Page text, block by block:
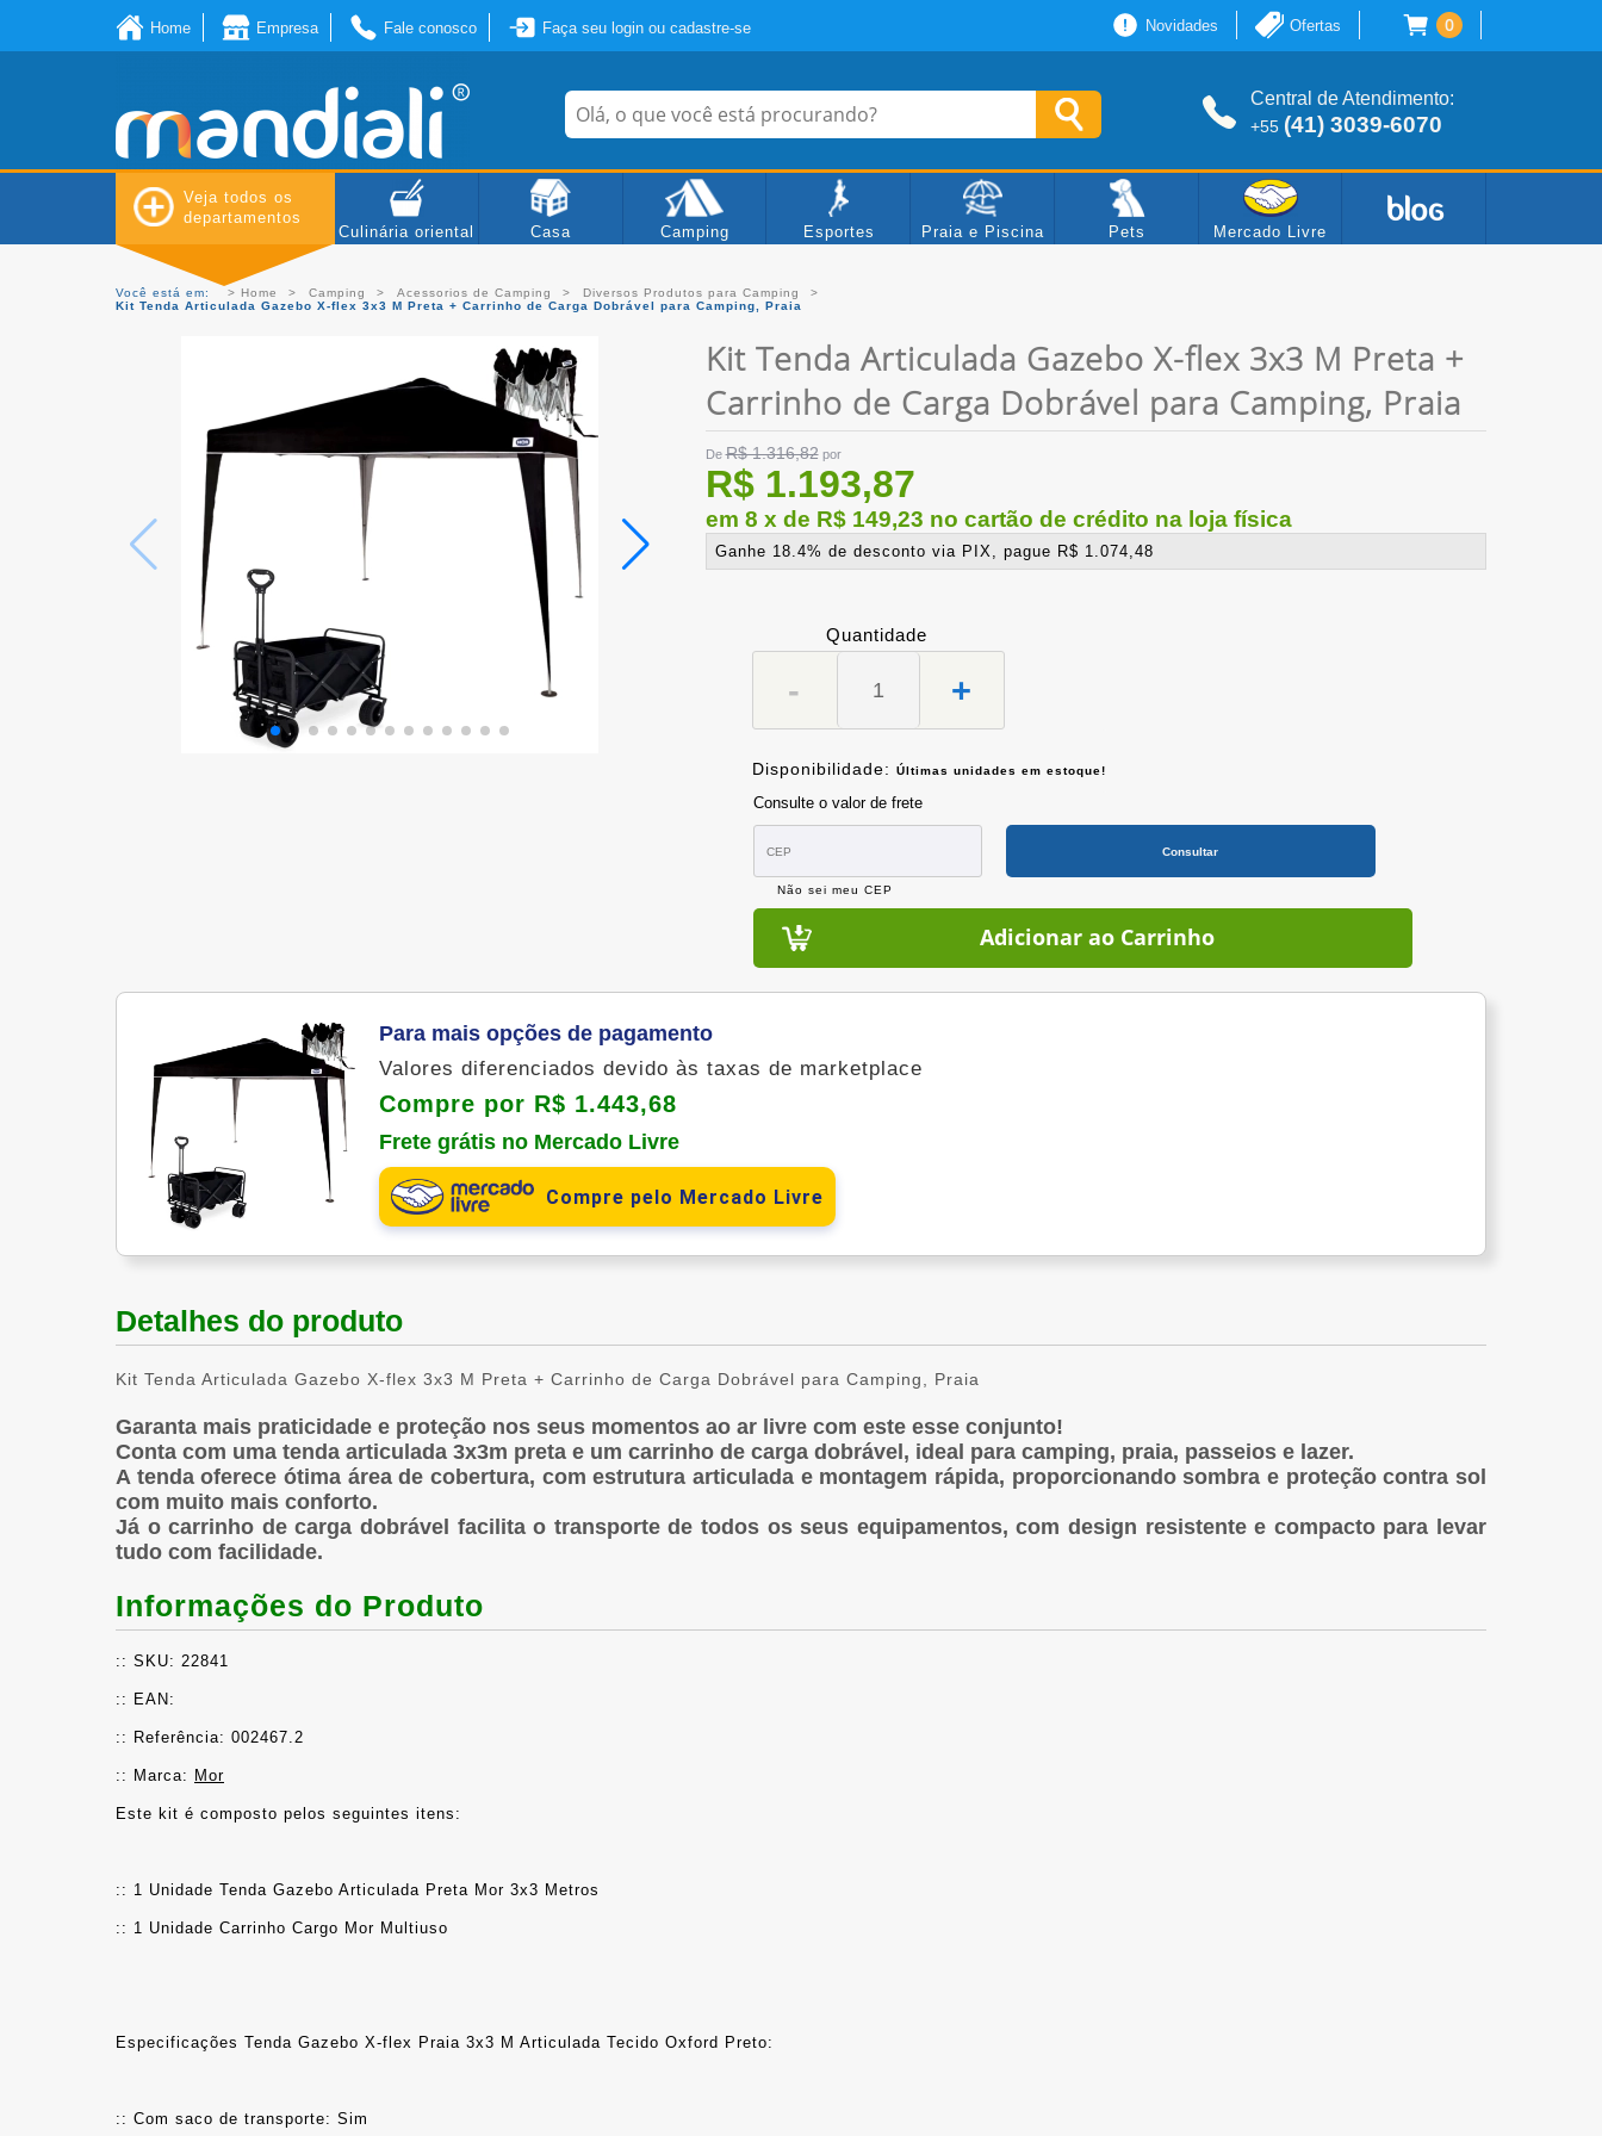
Home Empresa Fale conosco Faça seu login ou cadastre-se 0
Novidades Ofertas
Central de Atendimento:
+55 (41) 3039-6070
Veja todos os
departamentos
Culinária oriental
Casa Camping Esportes Praia e Piscina Pets Mercado Livre
Você está em: Home Camping Acessorios de Camping
Diversos Produtos para Camping
Kit Tenda Articulada Gazebo X-flex 3x3 M Preta + Carrinho de Carga Dobrável para Camping, Praia
Kit Tenda Articulada Gazebo X-flex 3x3 M Preta +
Carrinho de Carga Dobrável para Camping, Praia
DeR$ 1.316,82por
R$ 1.193,87
em 8 x de R$ 149,23 no cartão de crédito na loja física
Ganhe 18.4% de desconto via PIX, pague R$ 1.074,48
Quantidade
- +
Disponibilidade: Últimas unidades em estoque!
Consulte o valor de frete
Consultar
Não sei meu CEP
Adicionar ao Carrinho
Para mais opções de pagamento
Valores diferenciados devido às taxas de marketplace
Compre por R$ 1.443,68
Frete grátis no Mercado Livre
Compre pelo Mercado Livre
Detalhes do produto
Kit Tenda Articulada Gazebo X-flex 3x3 M Preta + Carrinho de Carga Dobrável para Camping, Praia
Garanta mais praticidade e proteção nos seus momentos ao ar livre com este esse conjunto!
Conta com uma tenda articulada 3x3m preta e um carrinho de carga dobrável, ideal para camping, praia, passeios e lazer.
A tenda oferece ótima área de cobertura, com estrutura articulada e montagem rápida, proporcionando sombra e proteção contra sol
com muito mais conforto.
Já o carrinho de carga dobrável facilita o transporte de todos os seus equipamentos, com design resistente e compacto para levar
tudo com facilidade.
Informações do Produto
:: SKU: 22841
:: EAN:
:: Referência: 002467.2
:: Marca: Mor
Este kit é composto pelos seguintes itens:
:: 1 Unidade Tenda Gazebo Articulada Preta Mor 3x3 Metros
:: 1 Unidade Carrinho Cargo Mor Multiuso
Especificações Tenda Gazebo X-flex Praia 3x3 M Articulada Tecido Oxford Preto:
:: Com saco de transporte: Sim